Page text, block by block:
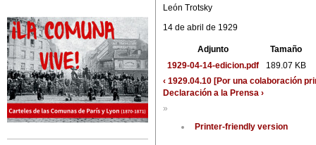
León Trotsky
14 de abril de 1929
Adjunto
Tamaño
1929-04-14-edicion.pdf
189.07 KB
‹ 1929.04.10 [Por una colaboración
Declaración a la Prensa ›
»
Printer-friendly version